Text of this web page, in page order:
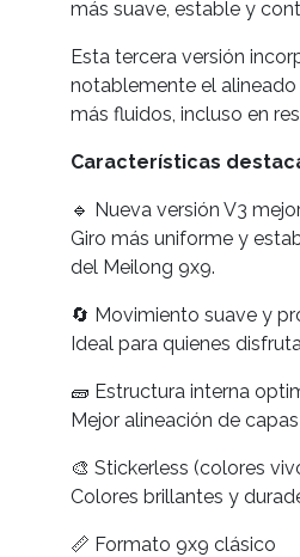
más suave, estable y
Esta tercera versión
notablemente el
más fluidos, incluso en
Características
🔹 Nueva versión V3
Giro más uniforme y
del Meilong 9x9.
🔄 Movimiento suave y
Ideal para quienes
🧱 Estructura interna
Mejor alineación de
🎨 Stickerless (colores
Colores brillantes y
📏 Formato 9x9 clásico